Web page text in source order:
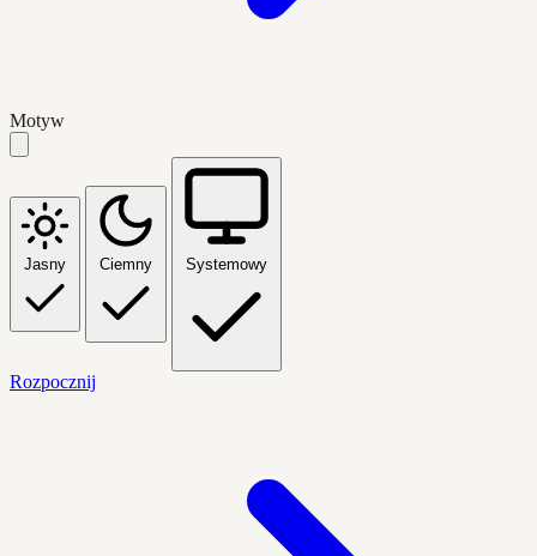
Motyw
Jasny Ciemny Systemowy
Rozpocznij